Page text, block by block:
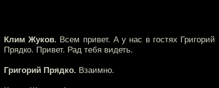
Клим Жуков. Всем привет. А у нас в гостях Григорий
Прядко. Привет. Рад тебя видеть.
Григорий Прядко. Взаимно.